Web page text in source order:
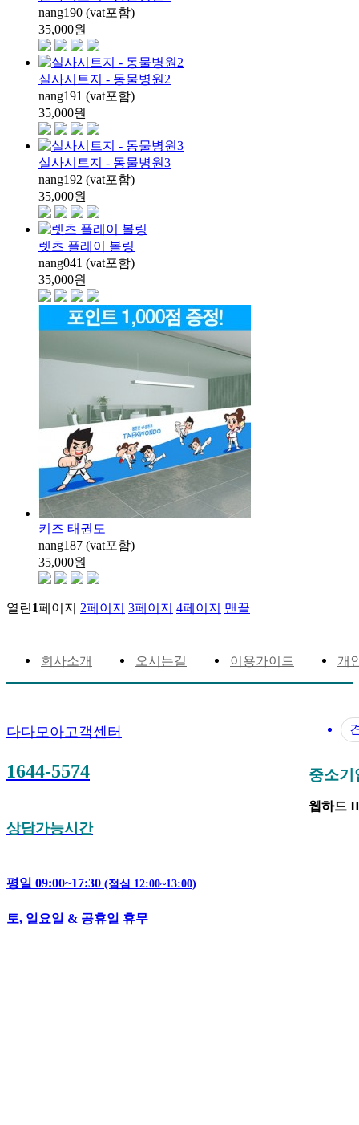
nang190 (vat포함)
35,000원
실사시트지 - 동물병원2
nang191 (vat포함)
35,000원
실사시트지 - 동물병원3
nang192 (vat포함)
35,000원
렛츠 플레이 볼링
nang041 (vat포함)
35,000원
키즈 태권도
nang187 (vat포함)
35,000원
열린1페이지 2페이지 3페이지 4페이지 맨끝
회사소개 오시는길 이용가이드 개
다다모아고객센터
1644-5574
상담가능시간
평일 09:00~17:30 (점심 12:00~13:00)
토, 일요일 & 공휴일 휴무
중소기
웹하드